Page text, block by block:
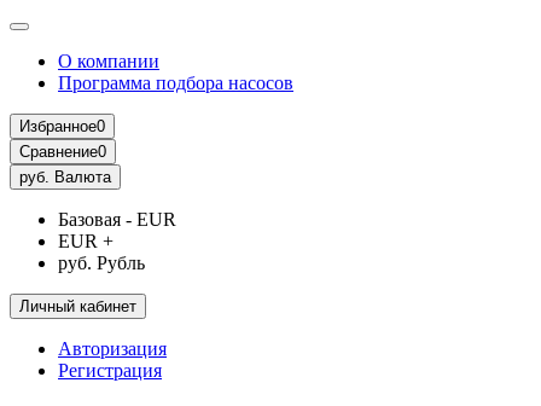
О компании
Программа подбора насосов
Избранное0
Сравнение0
руб. Валюта
Базовая - EUR
EUR +
руб. Рубль
Личный кабинет
Авторизация
Регистрация